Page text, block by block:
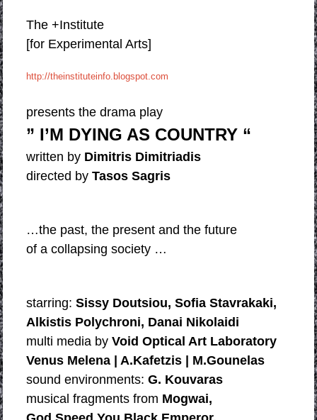
The +Institute
[for Experimental Arts]
http://theinstituteinfo.blogspot.com
presents the drama play
” I’M DYING AS COUNTRY “
written by Dimitris Dimitriadis
directed by Tasos Sagris
…the past, the present and the future
of a collapsing society …
starring: Sissy Doutsiou, Sofia Stavrakaki,
Alkistis Polychroni, Danai Nikolaidi
multi media by Void Optical Art Laboratory
Venus Melena | A.Kafetzis | M.Gounelas
sound environments: G. Kouvaras
musical fragments from Mogwai,